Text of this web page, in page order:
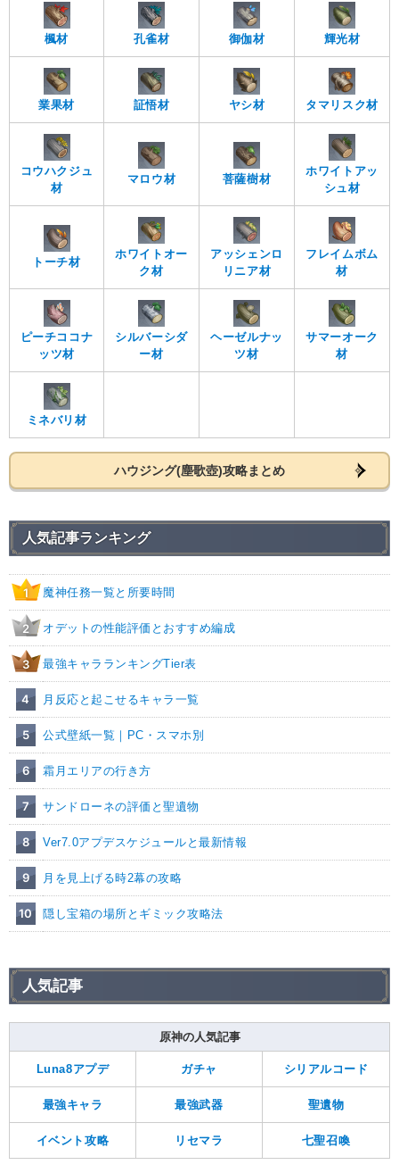
楓材 孔雀材 御伽材 輝光材
業果材 証悟材 ヤシ材 タマリスク材
コウハクジュ
材
マロウ材 菩薩樹材
ホワイトアッ
シュ材
トーチ材
ホワイトオー
ク材
アッシェンロ
リニア材
フレイムボム
材
ピーチココナ
ッツ材
シルバーシダ
ー材
ヘーゼルナッ
ツ材
サマーオーク
材
ミネバリ材
ハウジング(塵歌壺)攻略まとめ
人気記事ランキング
1 魔神任務一覧と所要時間
2 オデットの性能評価とおすすめ編成
3 最強キャラランキングTier表
4 月反応と起こせるキャラ一覧
5 公式壁紙一覧｜PC・スマホ別
6 霜月エリアの行き方
7 サンドローネの評価と聖遺物
8 Ver7.0アプデスケジュールと最新情報
9 月を見上げる時2幕の攻略
10 隠し宝箱の場所とギミック攻略法
人気記事
原神の人気記事
Luna8アプデ ガチャ シリアルコード
最強キャラ 最強武器 聖遺物
イベント攻略 リセマラ 七聖召喚